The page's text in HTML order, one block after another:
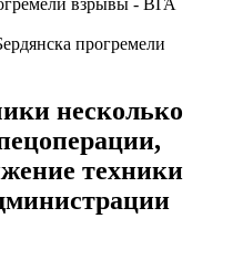
прогремели
несколько
техники